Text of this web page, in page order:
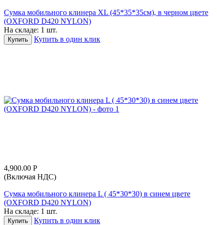
Сумка мобильного клинера XL (45*35*35см), в черном цвете
(OXFORD D420 NYLON)
На складе: 1 шт.
Купить Купить в один клик
4,900.00 Р
(Включая НДС)
Сумка мобильного клинера L ( 45*30*30) в синем цвете
(OXFORD D420 NYLON)
На складе: 1 шт.
Купить Купить в один клик